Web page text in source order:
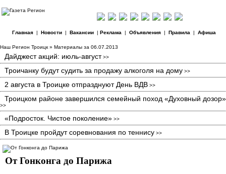
Главная| Новости| Вакансии| Реклама | Объявления| Правила | Афиша
Наш Регион Троицк » Материалы за 06.07.2013
Дайджест акций: июль-август>>
Троичанку будут судить за продажу алкоголя на дому >>
2 августа в Троицке отпразднуют День ВДВ >>
Троицком районе завершился семейный поход «Духовный дозор»
>>
«Подросток. Чистое поколение» >>
В Троицке пройдут соревнования по теннису >>
От Гонконга до Парижа